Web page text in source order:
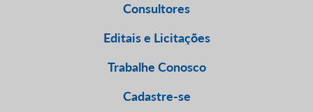
Consultores
Editais e Licitações
Trabalhe Conosco
Cadastre-se